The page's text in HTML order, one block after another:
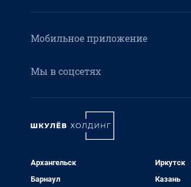
Мобильное приложение
Мы в соцсетях
Архангельск
Барнаул
Иркутск
Казань